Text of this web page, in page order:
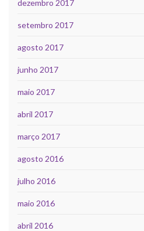
dezembro 2017
setembro 2017
agosto 2017
junho 2017
maio 2017
abril 2017
março 2017
agosto 2016
julho 2016
maio 2016
abril 2016